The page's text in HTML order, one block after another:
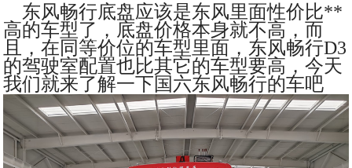
东风畅行底盘应该是东风里面性价比**
高的车型了，底盘价格本身就不高，而
且，在同等价位的车型里面，东风畅行D3
的驾驶室配置也比其它的车型要高，今天
我们就来了解一下国六东风畅行的车吧